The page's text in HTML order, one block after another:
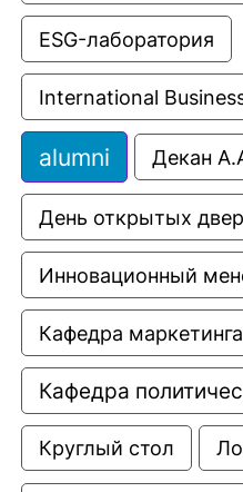
ESG-лаборатория
International
alumni Декан
День открытых
Инновационный
Кафедра маркетинга
Кафедра
Круглый стол